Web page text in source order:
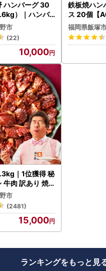
ハンバーグ 30
）｜ハンバ
黒毛和牛×なに
市
(22)
10,000
鉄板焼ハン
ス 20個【
福岡県飯塚
｜1位獲得 秘
牛肉 訳あり 焼
市
(2481)
15,000
ランキングをもっと見